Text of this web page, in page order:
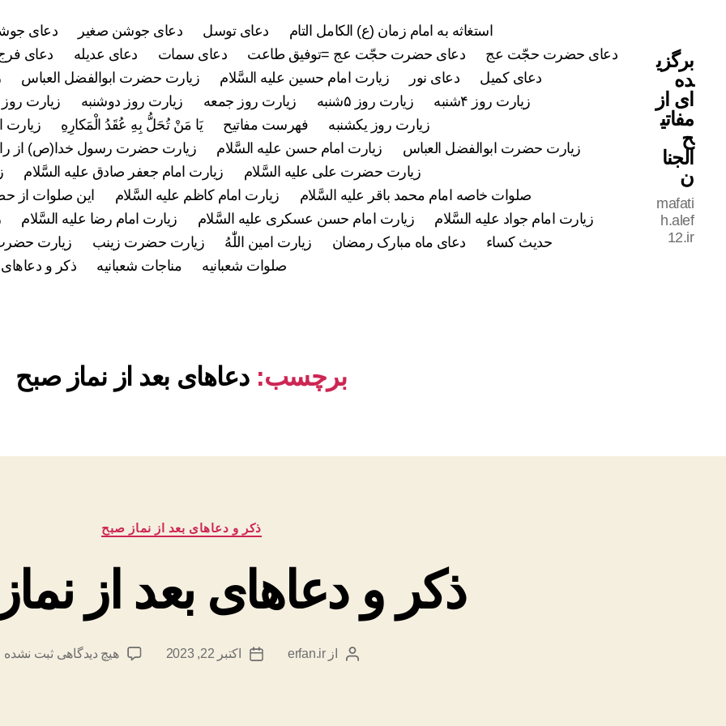
برگزی
ده
ای از
مفاتی
ح
الجنا
ن
mafati
h.alef
12.ir
استغاثه به امام زمان (ع) الکامل التام دعای توسل دعای جوشن صغیر دعای
دعای حضرت حجّت عج
دعای حضرت حجّت عج =توفیق طاعت دعای سمات دعای عدیله دعای
دعای کمیل
دعای نور زیارت امام حسین علیه السَّلام زیارت حضرت ابوالفضل العباس
زیارت روز ۴شنبه
زیارت روز ۵شنبه زیارت روز جمعه زیارت روز دوشنبه زیارت
زیارت روز یکشنبه
فهرست مفاتیح يَا مَنْ تُحَلُّ بِهِ عُقَدُ الْمَكارِهِ
زیارت
زیارت حضرت ابوالفضل العباس
زیارت امام حسن علیه السَّلام زیارت حضرت رسول خدا(ص) از
زیارت حضرت علی علیه السَّلام
زیارت امام جعفر صادق علیه السَّلام
صلوات خاصه امام محمد باقر علیه السَّلام
زیارت امام کاظم علیه السَّلام
این صلوات از
زیارت امام جواد علیه السَّلام
زیارت امام حسن عسکری علیه السَّلام زیارت امام رضا علیه السَّلام
حدیث کساء
دعای ماه مبارک رمضان زیارت امین اللّٰهُ زیارت حضرت زینب زیارت
صلوات شعبانیه
مناجات شعبانیه ذکر و
برچسب: دعاهای بعد از نماز صبح
دسته‌ها
ذکر و دعاهای بعد از نماز صبح
ذکر و دعاهای بعد از
نویسنده
ازerfan.ir
تاریخاکتبر 22, 2023 هیچ دیدگاهیبرای
ثبت نشده